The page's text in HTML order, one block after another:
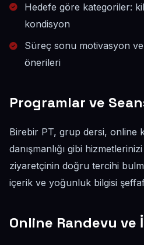
Hedefe göre kategoriler:
kondisyon
Süreç sonu motivasyon
önerileri
Programlar ve
Birebir PT, grup dersi, online
danışmanlığı gibi
ziyaretçinin doğru tercihi
içerik ve yoğunluk bilgisi
Online Randevu ve